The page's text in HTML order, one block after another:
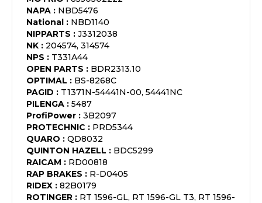
NAPA : NBD5476
National : NBD1140
NIPPARTS : J3312038
NK : 204574, 314574
NPS : T331A44
OPEN PARTS : BDR2313.10
OPTIMAL : BS-8268C
PAGID : T1371N-54441N-00, 54441NC
PILENGA : 5487
ProfiPower : 3B2097
PROTECHNIC : PRD5344
QUARO : QD8032
QUINTON HAZELL : BDC5299
RAICAM : RD00818
RAP BRAKES : R-D0405
RIDEX : 82B0179
ROTINGER : RT 1596-GL, RT 1596-GL T3, RT 1596-